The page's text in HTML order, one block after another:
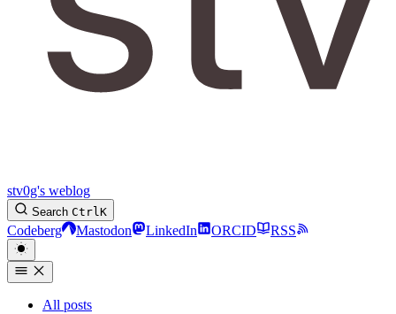
stv0g's weblog
Search CtrlK
Codeberg Mastodon LinkedIn ORCID RSS
All posts